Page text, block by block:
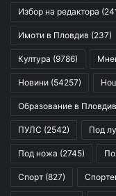
Избор на редактора
Имоти в Пловдив (237)
Култура (9786)
Новини (54257)
Образование в Пловдив
ПУЛС (2542) Под
Под ножа (2745)
Спорт (827)